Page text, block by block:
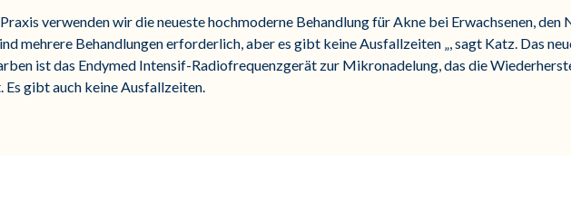
verwenden wir die neueste hochmoderne Behandlung für Akne bei Erwachsenen, den
mehrere Behandlungen erforderlich, aber es gibt keine Ausfallzeiten „, sagt Katz. Das
ist das Endymed Intensif-Radiofrequenzgerät zur Mikronadelung, das die
gibt auch keine Ausfallzeiten.